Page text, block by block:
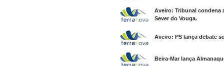
Aveiro: Tribunal condena
Sever do Vouga.
Aveiro: PS lança debate
Beira-Mar lança